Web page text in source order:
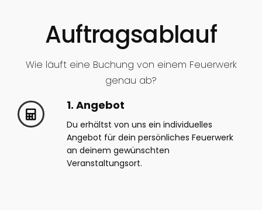
Auftragsablauf
Wie läuft eine Buchung von einem Feuerwerk
genau ab?
1. Angebot
Du erhältst von uns ein individuelles
Angebot für dein persönliches Feuerwerk
an deinem gewünschten
Veranstaltungsort.